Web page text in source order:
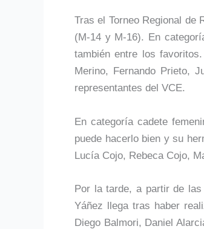
Tras el Torneo Regional de
(M-14 y M-16). En
también entre los
Merino, Fernando Prieto,
representantes del VCE.
En categoría cadete
puede hacerlo bien y su
Lucía Cojo, Rebeca Cojo,
Por la tarde, a partir de
Yáñez llega tras haber
Diego Balmori, Daniel